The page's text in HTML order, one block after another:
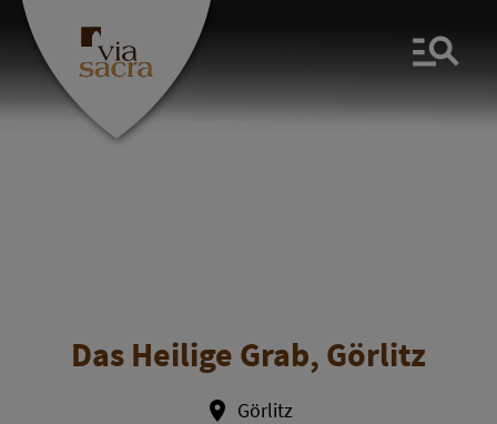
Das Heilige Grab, Görlitz
Görlitz